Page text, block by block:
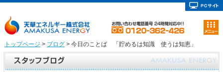
トップページ > ブログ> 今日のことば 「貯めるは知識 使うは知恵」